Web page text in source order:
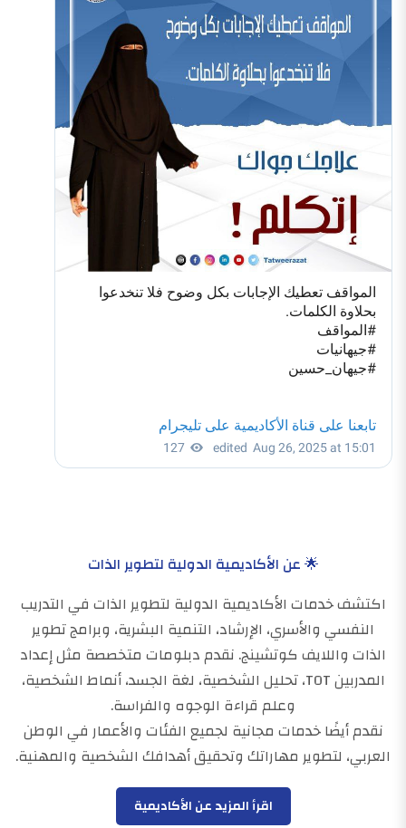
🌟 عن الأكاديمية الدولية لتطوير الذات
اكتشف خدمات الأكاديمية الدولية لتطوير الذات في التدريب
النفسي والأسري، الإرشاد، التنمية البشرية، وبرامج تطوير
الذات واللايف كوتشينج. نقدم دبلومات متخصصة مثل إعداد
المدربين TOT، تحليل الشخصية، لغة الجسد، أنماط الشخصية،
وعلم قراءة الوجوه والفراسة.
نقدم أيضًا خدمات مجانية لجميع الفئات والأعمار في الوطن
العربي، لتطوير مهاراتك وتحقيق أهدافك الشخصية والمهنية.
اقرأ المزيد عن الأكاديمية